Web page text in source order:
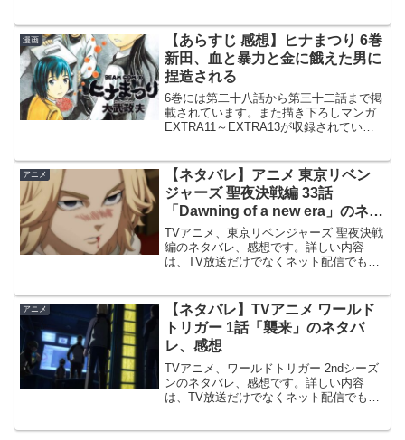
透と玉壺は、煽り合いを始めてお互いの
悪口を言い合い...
漫画
【あらすじ 感想】ヒナまつり 6巻
新田、血と暴力と金に餓えた男に
捏造される
6巻には第二十八話から第三十二話まで掲
載されています。また描き下ろしマンガ
EXTRA11～EXTRA13が収録されていま
ですが、今度はラーメン屋に住み込みで
働くかた...
アニメ
【ネタバレ】アニメ 東京リベン
ジャーズ 聖夜決戦編 33話
「Dawning of a new era」のネタ
バレ、感想
TVアニメ、東京リベンジャーズ 聖夜決戦
編のネタバレ、感想です。詳しい内容
は、TV放送だけでなくネット配信でも視
new era教会に現れ...
アニメ
【ネタバレ】TVアニメ ワールド
トリガー 1話「襲来」のネタバ
レ、感想
TVアニメ、ワールドトリガー 2ndシーズ
ンのネタバレ、感想です。詳しい内容
は、TV放送だけでなくネット配信でも視